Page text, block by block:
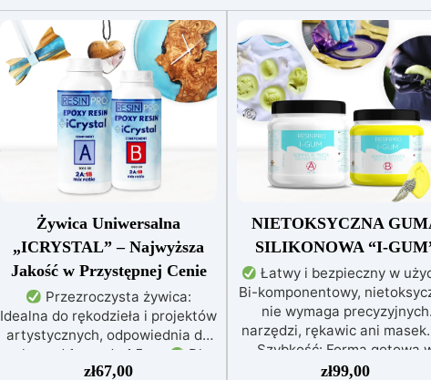
Żywica Uniwersalna
„ICRYSTAL” – Najwyższa
Jakość w Przystępnej Cenie
Przezroczysta żywica:
Idealna do rękodzieła i projektów
artystycznych, odpowiednia do
zalew od 1 mm do 1,5 cm
Dla
każdego: Łatwe mieszanie w
zł67,00
NIETOKSYCZNA
SILIKONOWA “I-
Łatwy i bezpieczny w
Bi-komponentowy,
nie wymaga precyzyjnych
narzędzi, rękawic ani
Szybkość: Forma gotowa
zaledwie 30 minut, idealna
zł99,00